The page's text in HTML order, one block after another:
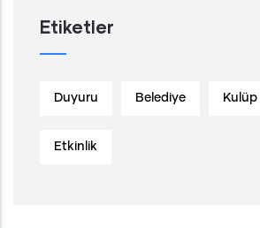
Etiketler
Duyuru Belediye Kulüp
Etkinlik